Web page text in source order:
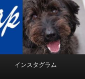
インスタグラム